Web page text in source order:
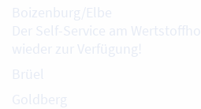
Boizenburg/Elbe
Der Self-Service am
wieder zur Verfügung!
Brüel
Goldberg